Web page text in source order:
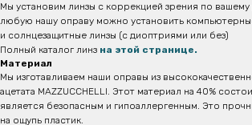
Мы установим линзы с коррекцией зрения по вашему
любую нашу оправу можно установить
и солнцезащитные линзы (с диоптриями или без)
Полный каталог линз на этой странице.
Материал
Мы изготавливаем наши оправы из
ацетата MAZZUCCHELLI. Этот материал на 40%
является безопасным и гипоаллергенным. Это
на ощупь пластик.